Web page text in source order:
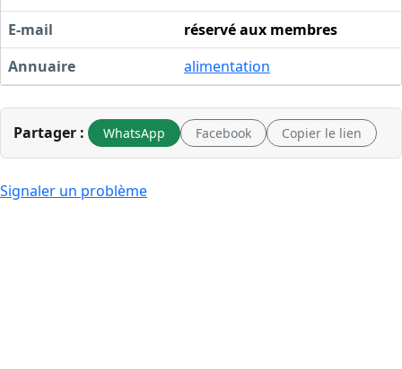
E-mail
réservé aux membres
Annuaire
alimentation
Partager : WhatsApp Facebook Copier le lien
Signaler un problème